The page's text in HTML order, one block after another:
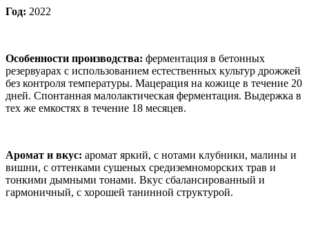
Год: 2022
Особенности производства: ферментация в бетонных
резервуарах с использованием естественных культур дрожжей
без контроля температуры. Мацерация на кожице в течение 20
дней. Спонтанная малолактическая ферментация. Выдержка в
тех же емкостях в течение 18 месяцев.
Аромат и вкус: аромат яркий, с нотами клубники, малины и
вишни, с оттенками сушеных средиземноморских трав и
тонкими дымными тонами. Вкус сбалансированный и
гармоничный, с хорошей танинной структурой.